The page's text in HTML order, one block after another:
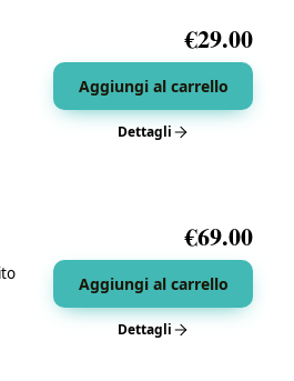
€29.00
Aggiungi al carrello
Dettagli
€69.00
Aggiungi al carrello
Dettagli